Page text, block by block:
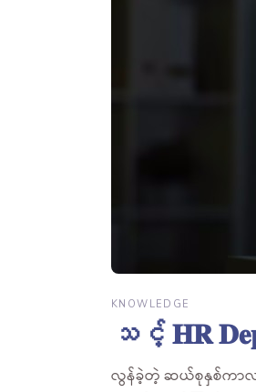
KNOWLEDGE
သင့် 𝐇𝐑
လွန်ခဲ့တဲ့ ဆယ်စုနှစ်ကာလမ